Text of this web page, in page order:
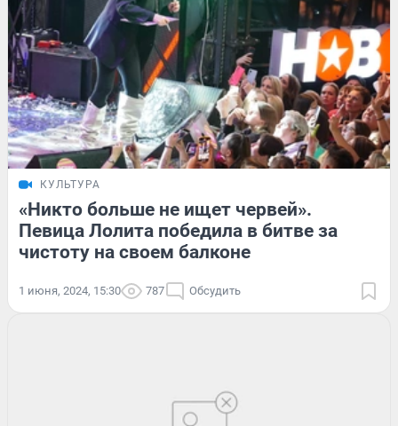
КУЛЬТУРА
«Никто больше не ищет червей».
Певица Лолита победила в битве за
чистоту на своем балконе
1 июня, 2024, 15:30 787 Обсудить